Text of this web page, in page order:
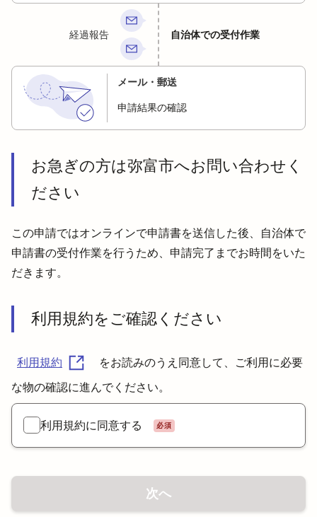
経過報告 自治体での受付作業
メール・郵送
申請結果の確認
お急ぎの方は弥富市へお問い合わせく
ださい
この申請ではオンラインで申請書を送信した後、自治体で
申請書の受付作業を行うため、申請完了までお時間をいた
だきます。
利用規約をご確認ください
利用規約 をお読みのうえ同意して、ご利用に必要
な物の確認に進んでください。
利用規約に同意する 必須
次へ